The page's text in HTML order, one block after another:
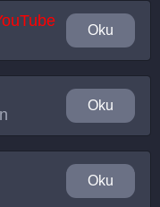
Oku
Oku
Oku